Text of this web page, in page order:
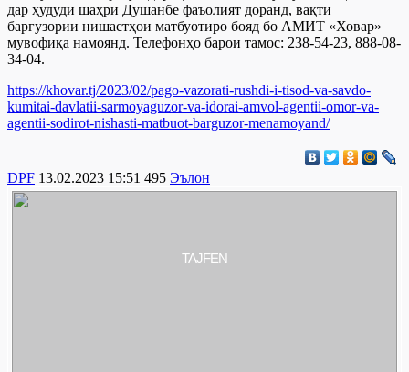
дар ҳудуди шаҳри Душанбе фаъолият доранд, вақти
баргузории нишастҳои матбуотиро бояд бо АМИТ «Ховар»
мувофиқа намоянд. Телефонҳо барои тамос: 238-54-23, 888-08-
34-04.
https://khovar.tj/2023/02/pago-vazorati-rushdi-i-tisod-va-savdo-
kumitai-davlatii-sarmoyaguzor-va-idorai-amvol-agentii-omor-va-
agentii-sodirot-nishasti-matbuot-barguzor-menamoyand/
DPF 13.02.2023 15:51 495 Эълон
TAJFEN